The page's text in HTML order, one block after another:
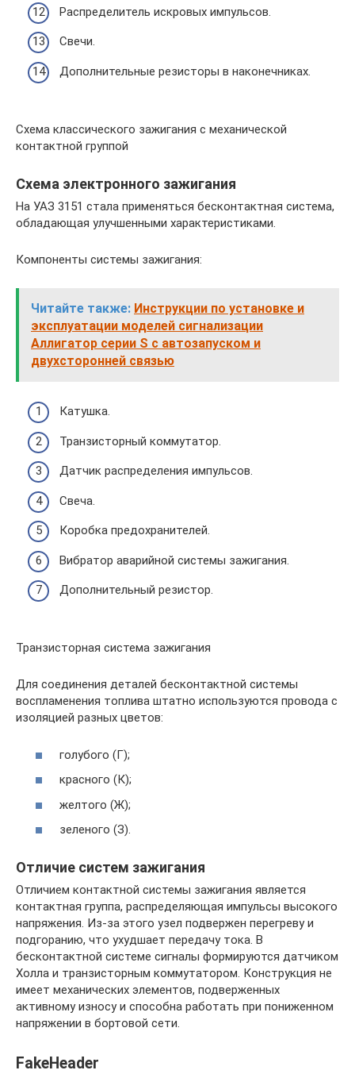
Распределитель искровых импульсов.
Свечи.
Дополнительные резисторы в наконечниках.
Схема классического зажигания с механической
контактной группой
Схема электронного зажигания
На УАЗ 3151 стала применяться бесконтактная система,
обладающая улучшенными характеристиками.
Компоненты системы зажигания:
Читайте также: Инструкции по установке и
эксплуатации моделей сигнализации
Аллигатор серии S с автозапуском и
двухсторонней связью
Катушка.
Транзисторный коммутатор.
Датчик распределения импульсов.
Свеча.
Коробка предохранителей.
Вибратор аварийной системы зажигания.
Дополнительный резистор.
Транзисторная система зажигания
Для соединения деталей бесконтактной системы
воспламенения топлива штатно используются провода с
изоляцией разных цветов:
голубого (Г);
красного (К);
желтого (Ж);
зеленого (З).
Отличие систем зажигания
Отличием контактной системы зажигания является
контактная группа, распределяющая импульсы высокого
напряжения. Из-за этого узел подвержен перегреву и
подгоранию, что ухудшает передачу тока. В
бесконтактной системе сигналы формируются датчиком
Холла и транзисторным коммутатором. Конструкция не
имеет механических элементов, подверженных
активному износу и способна работать при пониженном
напряжении в бортовой сети.
FakeHeader